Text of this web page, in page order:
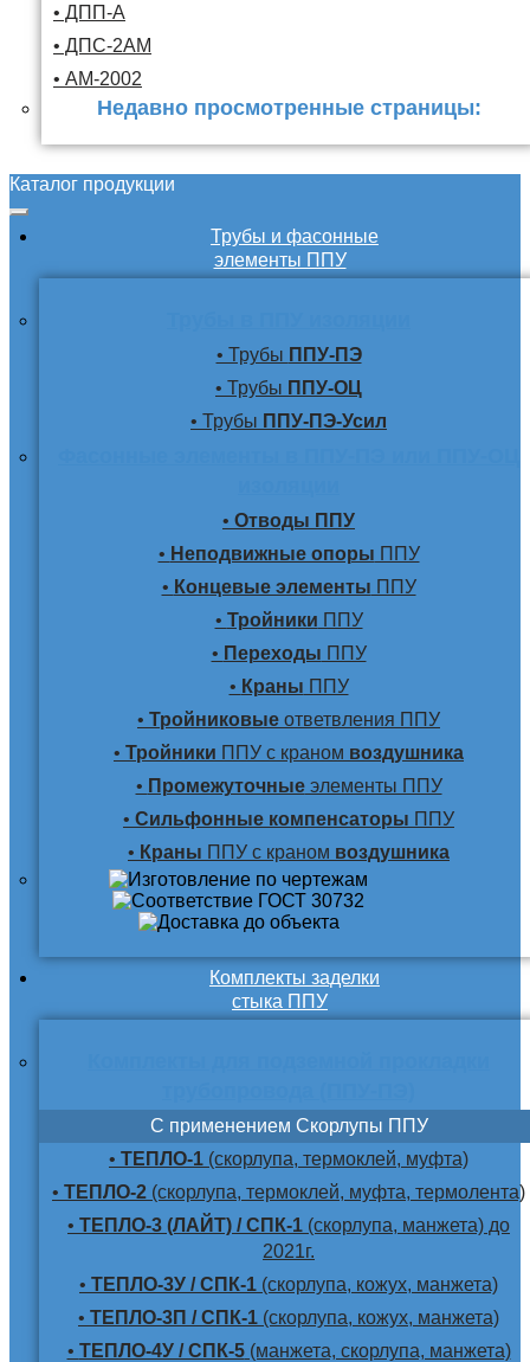
• ДПП-А
• ДПС-2АМ
• АМ-2002
Недавно просмотренные страницы:
Каталог продукции
Трубы и фасонные
элементы ППУ
• Трубы ППУ-ПЭ
• Трубы ППУ-ОЦ
• Трубы ППУ-ПЭ-Усил
• Отводы ППУ
• Неподвижные опоры ППУ
• Концевые элементы ППУ
• Тройники ППУ
• Переходы ППУ
• Краны ППУ
• Тройниковые ответвления ППУ
• Тройники ППУ с краном воздушника
• Промежуточныеэлементы ППУ
• Сильфонные компенсаторы ППУ
• Краны ППУ с краном воздушника
Комплекты заделки
стыка ППУ
С применением Скорлупы ППУ
• ТЕПЛО-1 (скорлупа, термоклей, муфта)
• ТЕПЛО-2 (скорлупа, термоклей, муфта, термолента)
• ТЕПЛО-3 (ЛАЙТ) / СПК-1 (скорлупа, манжета) до
2021г.
• ТЕПЛО-3У / СПК-1 (скорлупа, кожух, манжета)
• ТЕПЛО-3П / СПК-1 (скорлупа, кожух, манжета)
• ТЕПЛО-4У / СПК-5(манжета, скорлупа, манжета)